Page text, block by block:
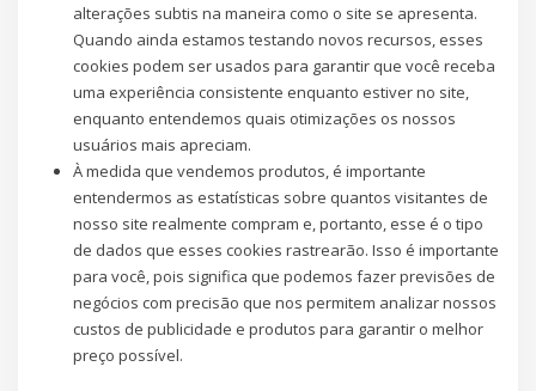
alterações subtis na maneira como o site se apresenta.
Quando ainda estamos testando novos recursos, esses
cookies podem ser usados ​​para garantir que você receba
uma experiência consistente enquanto estiver no site,
enquanto entendemos quais otimizações os nossos
usuários mais apreciam.
À medida que vendemos produtos, é importante
entendermos as estatísticas sobre quantos visitantes de
nosso site realmente compram e, portanto, esse é o tipo
de dados que esses cookies rastrearão. Isso é importante
para você, pois significa que podemos fazer previsões de
negócios com precisão que nos permitem analizar nossos
custos de publicidade e produtos para garantir o melhor
preço possível.